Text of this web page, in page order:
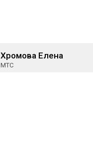
Хромова Елена
МТС